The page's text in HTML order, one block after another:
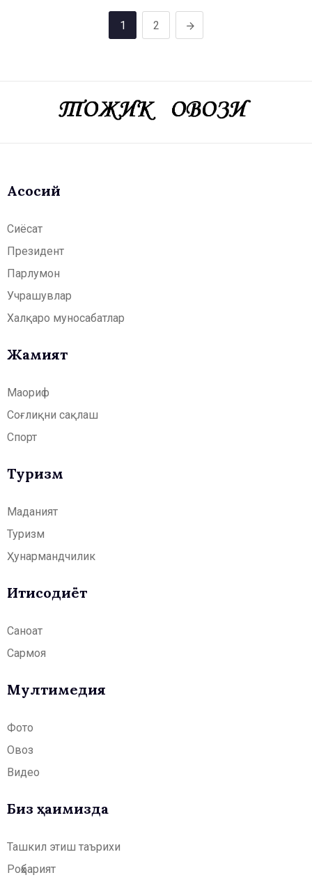
1 2
Асосий
Сиёсат
Президент
Парлумон
Учрашувлар
Халқаро муносабатлар
Жамият
Маориф
Соғлиқни сақлаш
Спорт
Туризм
Маданият
Туризм
Ҳунармандчилик
Иқтисодиёт
Саноат
Сармоя
Мултимедия
Фото
Овоз
Видео
Биз ҳақимизда
Ташкил этиш таърихи
Роҳбарият